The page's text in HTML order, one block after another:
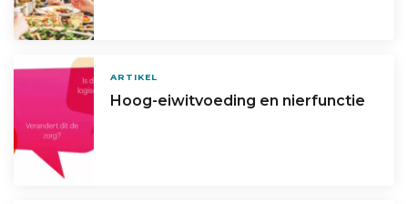
ARTIKEL
Hoog-eiwitvoeding en nierfunctie